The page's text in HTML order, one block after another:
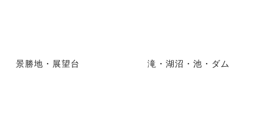
景勝地・展望台 滝・湖沼・池・ダム